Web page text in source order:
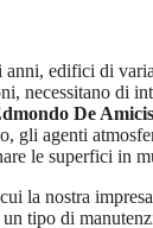
edifici di
necessitano di
De
gli agenti
le superfici in
la nostra
tipo di